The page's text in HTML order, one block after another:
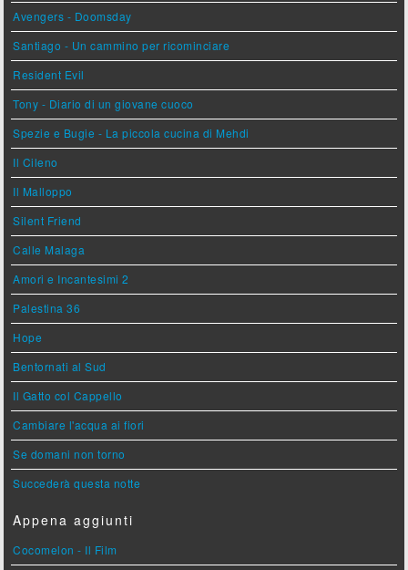
Avengers - Doomsday
Santiago - Un cammino per ricominciare
Resident Evil
Tony - Diario di un giovane cuoco
Spezie e Bugie - La piccola cucina di Mehdi
Il Cileno
Il Malloppo
Silent Friend
Calle Malaga
Amori e Incantesimi 2
Palestina 36
Hope
Bentornati al Sud
Il Gatto col Cappello
Cambiare l'acqua ai fiori
Se domani non torno
Succederà questa notte
Appena aggiunti
Cocomelon - Il Film